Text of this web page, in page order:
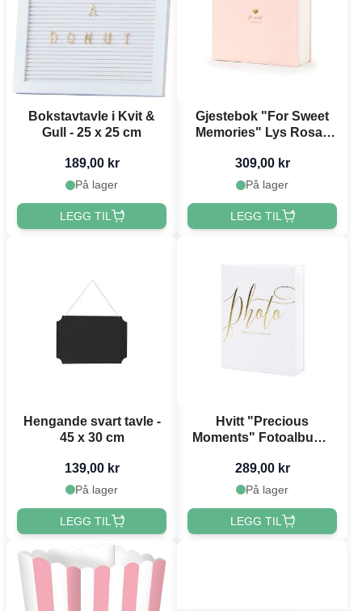
Bokstavtavle i Kvit &
Gull - 25 x 25 cm
189,00 kr
På lager
LEGG TIL
Gjestebok "For Sweet
Memories" Lys Rosa -
309,00 kr
På lager
LEGG TIL
Hengande svart tavle -
45 x 30 cm
139,00 kr
På lager
LEGG TIL
Hvitt "Precious
Moments" Fotoalbum -
289,00 kr
På lager
LEGG TIL